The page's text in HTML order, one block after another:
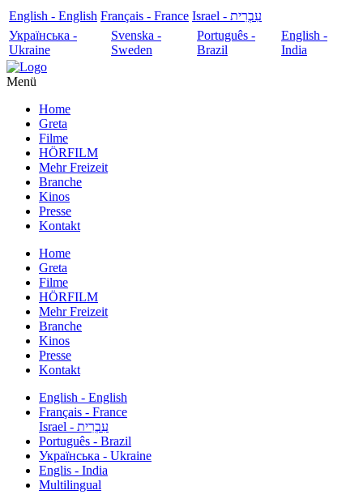
English - English Français - France
עִבְרִית - Israel
Українська -
Ukraine
Svenska -
Sweden
Português -
Brazil
English -
India
Menü
Home
Greta
Filme
HÖRFILM
Mehr Freizeit
Branche
Kinos
Presse
Kontakt
Home
Greta
Filme
HÖRFILM
Mehr Freizeit
Branche
Kinos
Presse
Kontakt
English - English
Français - France
עִבְרִית - Israel
Português - Brazil
Українська - Ukraine
Englis - India
Multilingual